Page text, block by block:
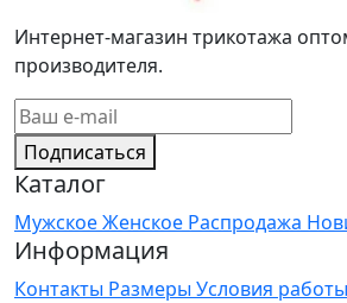
Интернет-магазин трикотажа
производителя.
Подписаться
Каталог
МужскоеЖенское Распродажа
Информация
Контакты Размеры Условия работы